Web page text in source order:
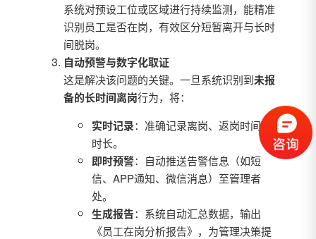
系统对预设工位或区域进行持续监测，能精准
识别员工是否在岗，有效区分短暂离开与长时
间脱岗。
自动预警与数字化取证
这是解决该问题的关键。一旦系统识别到未报
备的长时间离岗行为，将：
实时记录：准确记录离岗、返岗时间及
时长。
即时预警：自动推送告警信息（如短
信、APP通知、微信消息）至管理者
处。
生成报告：系统自动汇总数据，输出
《员工在岗分析报告》，为管理决策提